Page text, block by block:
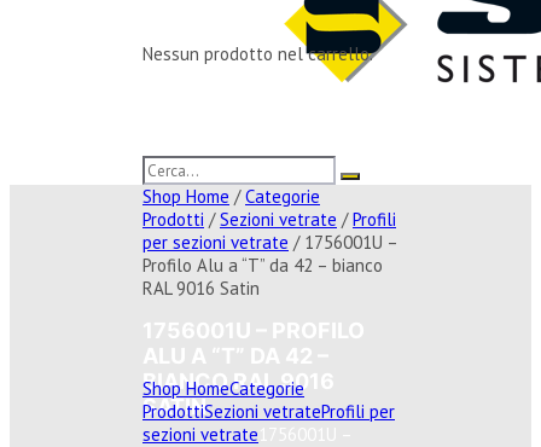
Nessun prodotto nel carrello.
Shop Home /Categorie
Prodotti /Sezioni vetrate /Profili
per sezioni vetrate / 1756001U –
Profilo Alu a “T” da 42 – bianco
RAL 9016 Satin
BIANCO RAL 9016
SATIN
Shop HomeCategorie
ProdottiSezioni vetrateProfili per
sezioni vetrate